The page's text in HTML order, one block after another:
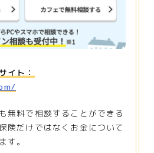
イト：
無料で相談することができる
険だけではなくお金について
す。